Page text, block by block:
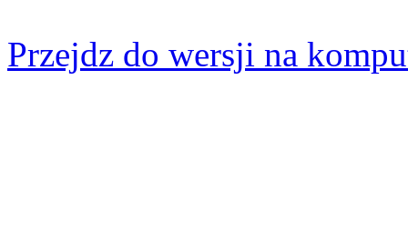
Przejdz do wersji na